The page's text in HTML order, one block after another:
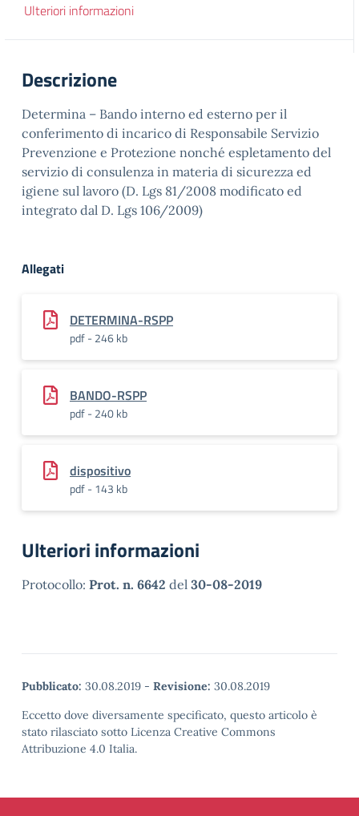
Ulteriori informazioni
Descrizione
Determina – Bando interno ed esterno per il
conferimento di incarico di Responsabile Servizio
Prevenzione e Protezione nonché espletamento del
servizio di consulenza in materia di sicurezza ed
igiene sul lavoro (D. Lgs 81/2008 modificato ed
integrato dal D. Lgs 106/2009)
Allegati
DETERMINA-RSPP
pdf - 246 kb
BANDO-RSPP
pdf - 240 kb
dispositivo
pdf - 143 kb
Ulteriori informazioni
Protocollo: Prot. n. 6642 del 30-08-2019
Pubblicato: 30.08.2019 - Revisione: 30.08.2019
Eccetto dove diversamente specificato, questo articolo è
stato rilasciato sotto Licenza Creative Commons
Attribuzione 4.0 Italia.